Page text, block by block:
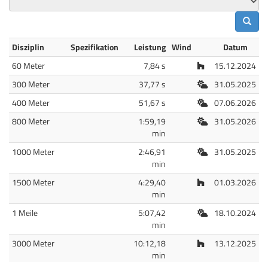
Disziplin Spezifikation Leistung Wind
Datum
60 Meter
7,84 s Halle15.12.2024
300 Meter
37,77 s Freiluft
31.05.2025
400 Meter
51,67 s Freiluft
07.06.2026
800 Meter
1:59,19
min
Freiluft
31.05.2026
1000 Meter
2:46,91
min
Freiluft
31.05.2025
1500 Meter
4:29,40
min
Halle01.03.2026
1 Meile
5:07,42
min
Freiluft
18.10.2024
3000 Meter
10:12,18
min
Halle13.12.2025